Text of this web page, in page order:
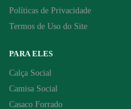
Políticas de Privacidade
Termos de Uso do Site
PARA ELES
Calça Social
Camisa Social
Casaco Forrado